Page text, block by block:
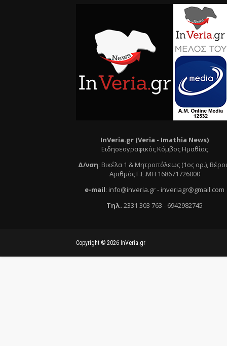
InVeria.gr (Veria - Ιmathia News)
Ειδησεογραφικός Κόμβος Ημαθίας
Δ/νση: Βικέλα 1 & Μητροπόλεως (1ος ορ.),
Αριθμός Γ.Ε.ΜΗ 168671726000
e-mail: info@inveria.gr- inveriagr@gmail.com
Τηλ. 2331 303 763 - 6942982745
Copyright © 2026 InVeria.gr